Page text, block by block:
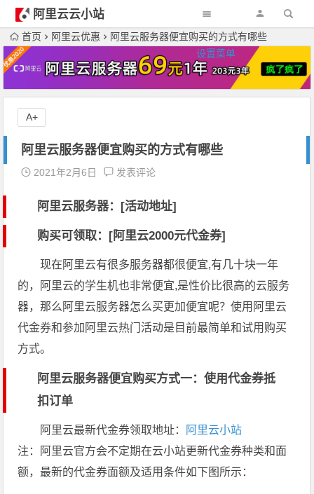
阿里云云小站
设置菜单
首页 阿里云优惠 阿里云服务器便宜购买的方式有哪些
阿里云服务器便宜购买的方式有哪些
2021年2月6日 发表评论
阿里云服务器：[活动地址]
购买可领取：[阿里云2000元代金券]
现在阿里云有很多服务器都很便宜,有几十块一年
的，阿里云的学生机也非常便宜,是性价比很高的云服务
器，那么阿里云服务器怎么买更加便宜呢？使用阿里云
代金券和参加阿里云热门活动是目前最简单和试用购买
方式。
阿里云服务器便宜购买方式一：使用代金券抵
扣订单
阿里云最新代金券领取地址：
阿里云小站
注：阿里云官方会不定期在云小站更新代金券种类和面
额，最新的代金券面额及适用条件如下图所示：
A+